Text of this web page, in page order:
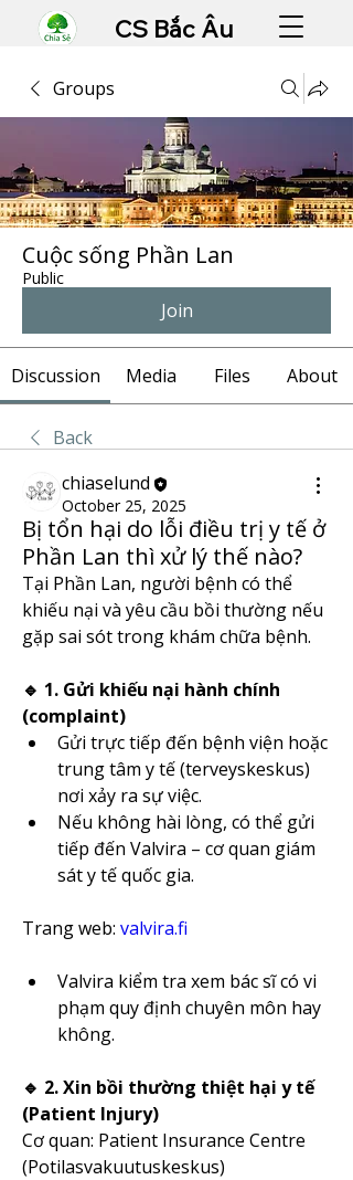
CS Bắc Âu
Groups
Cuộc sống Phần Lan
Public
Join
Discussion Media Files About
Back
chiaselund
October 25, 2025
Bị tổn hại do lỗi điều trị y tế ở
Phần Lan thì xử lý thế nào?
Tại Phần Lan, người bệnh có thể
khiếu nại và yêu cầu bồi thường nếu
gặp sai sót trong khám chữa bệnh.
🔹 1. Gửi khiếu nại hành chính
(complaint)
Gửi trực tiếp đến bệnh viện hoặc
trung tâm y tế (terveyskeskus)
nơi xảy ra sự việc.
Nếu không hài lòng, có thể gửi
tiếp đến Valvira – cơ quan giám
sát y tế quốc gia.
Trang web: valvira.fi
Valvira kiểm tra xem bác sĩ có vi
phạm quy định chuyên môn hay
không.
🔹 2. Xin bồi thường thiệt hại y tế
(Patient Injury)
Cơ quan: Patient Insurance Centre
(Potilasvakuutuskeskus)